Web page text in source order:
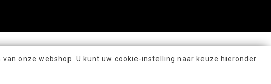
onze webshop. U kunt uw cookie-instelling naar keuze hieronder